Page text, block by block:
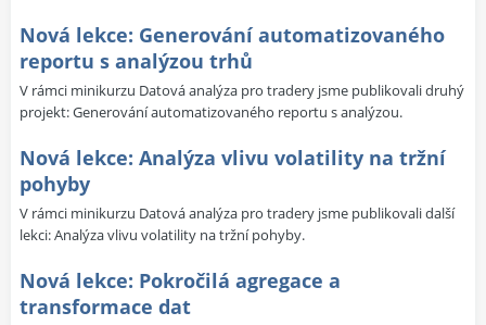
Nová lekce: Generování automatizovaného
reportu s analýzou trhů
V rámci minikurzu Datová analýza pro tradery jsme publikovali druhý
projekt: Generování automatizovaného reportu s analýzou.
Nová lekce: Analýza vlivu volatility na tržní
pohyby
V rámci minikurzu Datová analýza pro tradery jsme publikovali další
lekci: Analýza vlivu volatility na tržní pohyby.
Nová lekce: Pokročilá agregace a
transformace dat